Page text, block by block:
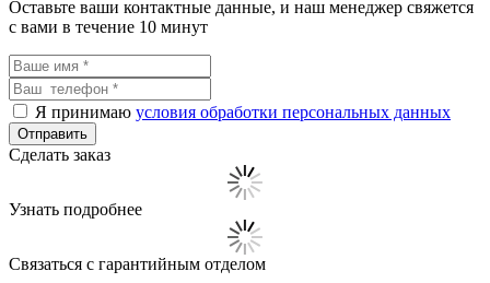
Оставьте ваши контактные данные, и наш менеджер свяжется
с вами в течение 10 минут
Я принимаю условия обработки персональных данных
Сделать заказ
Узнать подробнее
Связаться с гарантийным отделом